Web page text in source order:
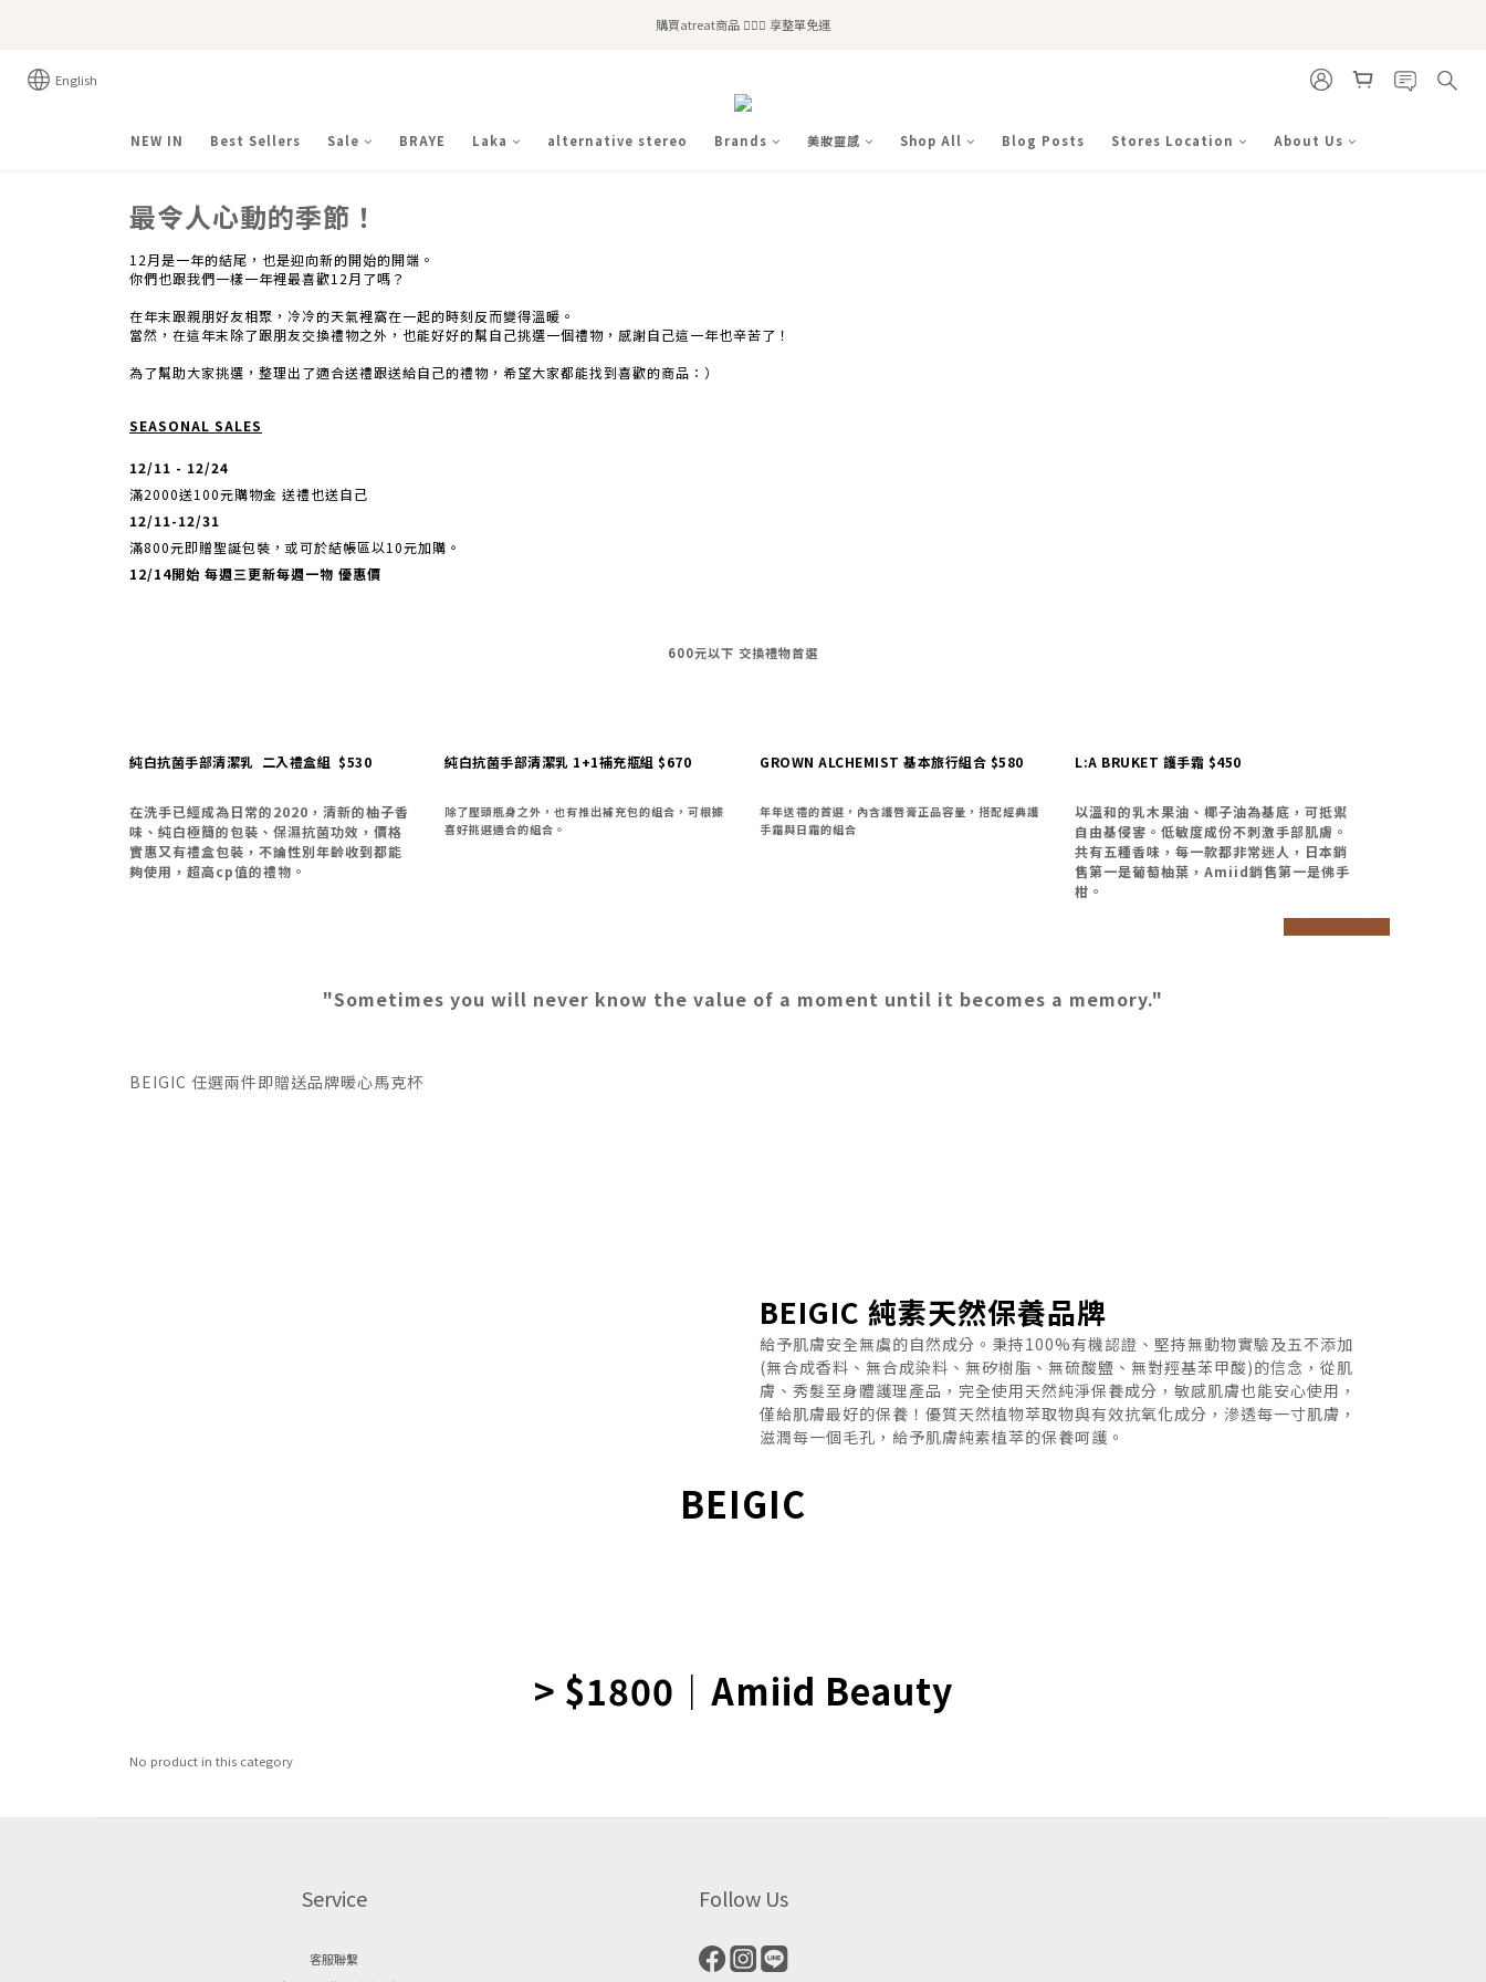
全站滿$2,500免運｜6/30前 含新品滿$1,300超取免運
購買atreat商品 💆🏻‍♀️ 享整單免運
English
NEW IN Best Sellers Sale BRAYE Laka alternative stereo Brands 美妝靈感 Shop All Blog Posts Stores Location About Us
最令人心動的季節！
12月是一年的結尾，也是迎向新的開始的開端。
你們也跟我們一樣一年裡最喜歡12月了嗎？
在年末跟親朋好友相聚，冷冷的天氣裡窩在一起的時刻反而變得溫暖。
當然，在這年末除了跟朋友交換禮物之外，也能好好的幫自己挑選一個禮物，感謝自己這一年也辛苦了！
為了幫助大家挑選，整理出了適合送禮跟送給自己的禮物，希望大家都能找到喜歡的商品：）
SEASONAL SALES
12/11 - 12/24
滿2000送100元購物金 送禮也送自己
12/11-12/31
滿800元即贈聖誕包裝，或可於結帳區以10元加購。
12/14開始 每週三更新每週一物 優惠價
600元以下 交換禮物首選
純白抗菌手部清潔乳 二入禮盒組 $530
在洗手已經成為日常的2020，清新的柚子香
味、純白極簡的包裝、保濕抗菌功效，價格
實惠又有禮盒包裝，不論性別年齡收到都能
夠使用，超高cp值的禮物。
純白抗菌手部清潔乳 1+1補充瓶組 $670
除了壓頭瓶身之外，也有推出補充包的組合，可根據
喜好挑選適合的組合。
GROWN ALCHEMIST 基本旅行組合 $580
年年送禮的首選，內含護唇膏正品容量，搭配經典護
手霜與日霜的組合
L:A BRUKET 護手霜 $450
以溫和的乳木果油、椰子油為基底，可抵禦
自由基侵害。 低敏度成份不刺激手部肌膚。
共有五種香味，每一款都非常迷人，日本銷
售第一是葡萄柚葉，Amiid銷售第一是佛手
柑。
"Sometimes you will never know the value of a moment until it becomes a memory."
BEIGIC 任選兩件即贈送品牌暖心馬克杯
BEIGIC 純素天然保養品牌
給予肌膚安全無虞的自然成分。秉持100%有機認證、堅持無動物實驗及五不添加
(無合成香料、無合成染料、無矽樹脂、無硫酸鹽、無對羥基苯甲酸)的信念，從肌
膚、秀髮至身體護理產品，完全使用天然純淨保養成分，敏感肌膚也能安心使用，
僅給肌膚最好的保養！優質天然植物萃取物與有效抗氧化成分，滲透每一寸肌膚，
滋潤每一個毛孔，給予肌膚純素植萃的保養呵護。
BEIGIC
> $1800｜Amiid Beauty
No product in this category
Service
客服聯繫
Follow Us